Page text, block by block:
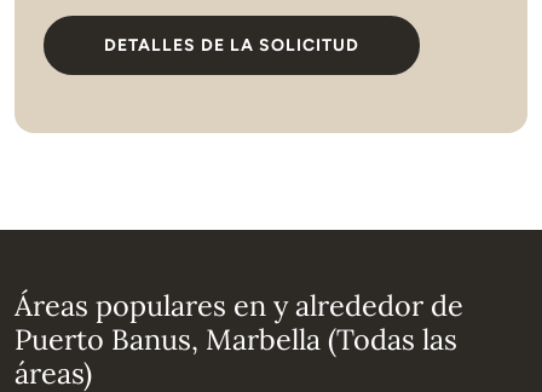
DETALLES DE LA SOLICITUD
Áreas populares en y alrededor de
Puerto Banus, Marbella (Todas las
áreas)